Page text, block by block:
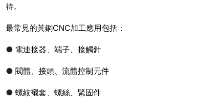
待。
最常見的黃銅CNC加工應用包括：
● 電連接器、端子、接觸針
● 閥體、接頭、流體控制元件
● 螺紋襯套、螺絲、緊固件